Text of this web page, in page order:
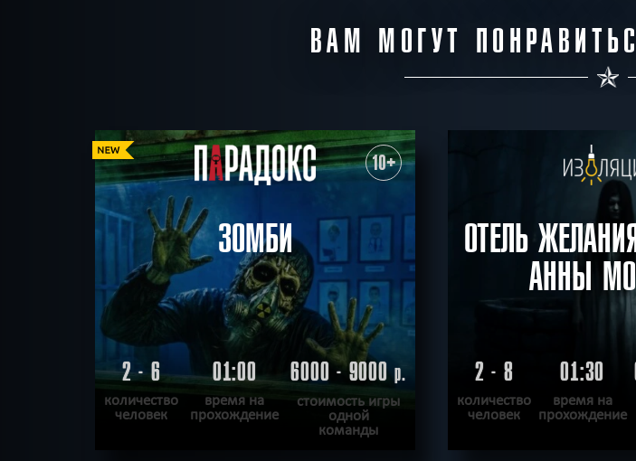
ВАМ МОГУТ
10+
ЗОМБИ
2 - 6
количество
человек
01:00
время на
прохождение
6000 - 9000р.
стоимость игры
одной
команды
ОТЕЛЬ
АННЫ
2 - 8
количество
человек
01:30
время на
прохождение